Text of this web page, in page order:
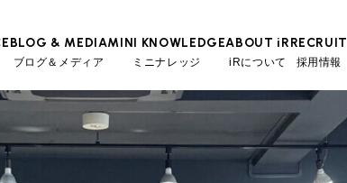
高い理由
BLOG & MEDIA
ブログ＆メディア
MINI Blog スタッフブログ
MINI KNOWLEDGE
ミニナレッジ
BMWミニナレッジ
ABOUT iR
iRについて
会社概要
スタッフ紹介
RECRUIT
採用情報